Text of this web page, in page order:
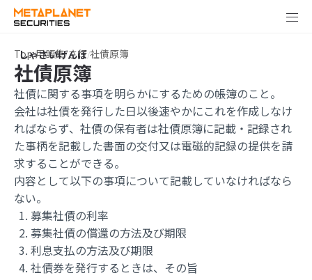
Top 用語集 さ行 社債原簿
社債原簿
社債に関する事項を明らかにするための帳簿のこと。
会社は社債を発行した日以後速やかにこれを作成しなけ
ればならず、社債の保有者は社債原簿に記載・記録され
た事柄を記載した書面の交付又は電磁的記録の提供を請
求することができる。
内容として以下の事項について記載していなければなら
ない。
募集社債の利率
募集社債の償還の方法及び期限
利息支払の方法及び期限
社債券を発行するときは、その旨